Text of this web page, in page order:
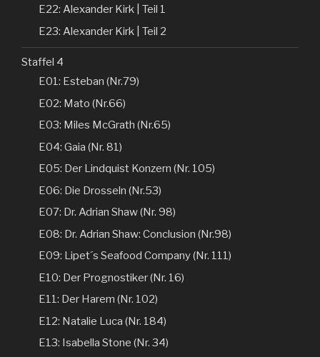
E22: Alexander Kirk | Teil 1
E23: Alexander Kirk | Teil 2
Staffel 4
E01: Esteban (Nr.79)
E02: Mato (Nr.66)
E03: Miles McGrath (Nr.65)
E04: Gaia (Nr. 81)
E05: Der Lindquist Konzern (Nr. 105)
E06: Die Drosseln (Nr.53)
E07: Dr. Adrian Shaw (Nr. 98)
E08: Dr. Adrian Shaw: Conclusion (Nr.98)
E09: Lipet´s Seafood Company (Nr. 111)
E10: Der Prognostiker (Nr. 16)
E11: Der Harem (Nr. 102)
E12: Natalie Luca (Nr. 184)
E13: Isabella Stone (Nr. 34)